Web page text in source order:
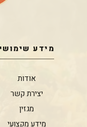
מידע
אודות
יצירת קשר
מגזין
מידע מקצועי